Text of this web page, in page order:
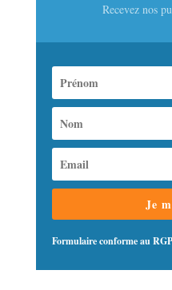
Recevez nos
Je
Formulaire conforme au